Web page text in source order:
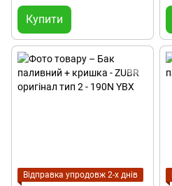
Купити
Відправка упродовж 2-х днів